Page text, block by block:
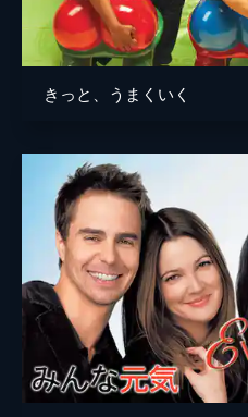
きっと、うまくいく